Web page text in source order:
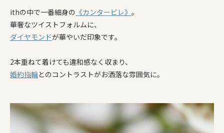
ithの中で一番細身の 《カンタービレ》 。
華奢なツイストフォルムに、
ダイヤモンドが華やいだ印象です。
2本重ねて着けても違和感なく収まり、
婚約指輪とのコントラストがお洒落な雰囲気に。